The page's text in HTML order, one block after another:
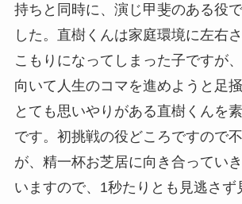
持ちと同時に、演じ甲斐のある役
した。直樹くんは家庭環境に左右
こもりになってしまった子ですが
向いて人生のコマを進めようと足
とても思いやりがある直樹くんを
です。初挑戦の役どころですので
が、精一杯お芝居に向き合ってい
いますので、1秒たりとも見逃さず